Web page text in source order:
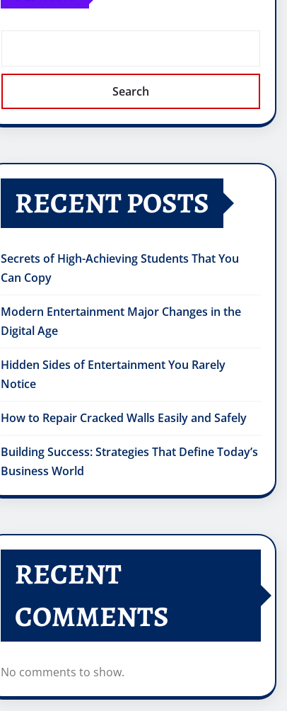
Search
RECENT POSTS
Secrets of High-Achieving Students That You
Can Copy
Modern Entertainment Major Changes in the
Digital Age
Hidden Sides of Entertainment You Rarely
Notice
How to Repair Cracked Walls Easily and Safely
Building Success: Strategies That Define Today’s
Business World
RECENT
COMMENTS
No comments to show.